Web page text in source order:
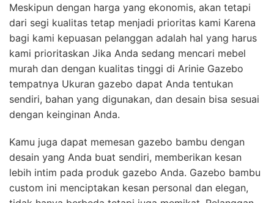
Meskipun dengan harga yang ekonomis, akan tetapi
dari segi kualitas tetap menjadi prioritas kami Karena
bagi kami kepuasan pelanggan adalah hal yang harus
kami prioritaskan Jika Anda sedang mencari mebel
murah dan dengan kualitas tinggi di Arinie Gazebo
tempatnya Ukuran gazebo dapat Anda tentukan
sendiri, bahan yang digunakan, dan desain bisa sesuai
dengan keinginan Anda.
Kamu juga dapat memesan gazebo bambu dengan
desain yang Anda buat sendiri, memberikan kesan
lebih intim pada produk gazebo Anda. Gazebo bambu
custom ini menciptakan kesan personal dan elegan,